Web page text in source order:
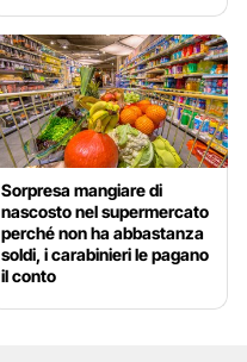
Sorpresa mangiare di
nascosto nel supermercato
perché non ha abbastanza
soldi, i carabinieri le pagano
il conto